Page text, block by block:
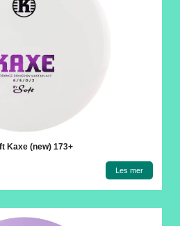
Kaxe (new) 173+
Les mer